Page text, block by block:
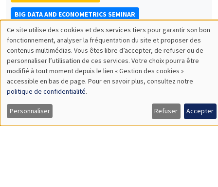
BIG DATA AND ECONOMETRICS SEMINAR
Îlot Bernard du BoisSalle 21
Mardi 13 décembre 2022
15:00 à 16:30
Mohammad Abu-Zaineh
AMSE
health states
Utilisation
des
données
personnelles
et
des
Ce site utilise des cookies et des services tiers pour garantir son bon
fonctionnement, analyser la fréquentation du site et proposer des
contenus multimédias. Vous êtes libre d’accepter, de refuser ou de
personnaliser l’utilisation de ces services. Votre choix pourra être
modifié à tout moment depuis le lien « Gestion des cookies »
accessible en bas de page. Pour en savoir plus, consultez notre
politique de confidentialité.
Personnaliser Refuser Accepter